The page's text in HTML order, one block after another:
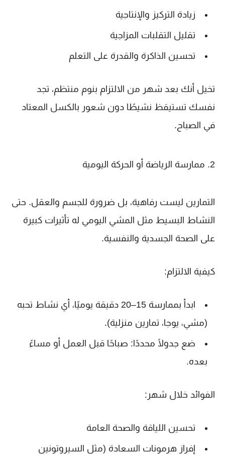
زيادة التركيز والإنتاجية
تقليل التقلبات المزاجية
تحسين الذاكرة والقدرة على التعلم
تخيل أنك بعد شهر من الالتزام بنوم منتظم، تجد
نفسك تستيقظ نشيطًا دون شعور بالكسل المعتاد
في الصباح.
2. ممارسة الرياضة أو الحركة اليومية
التمارين ليست رفاهية، بل ضرورة للجسم والعقل. حتى
النشاط البسيط مثل المشي اليومي له تأثيرات كبيرة
على الصحة الجسدية والنفسية.
كيفية الالتزام:
ابدأ بممارسة 15–20 دقيقة يوميًا، أي نشاط تحبه
(مشي، يوجا، تمارين منزلية).
ضع جدولًا محددًا: صباحًا قبل العمل أو مساءً
بعده.
الفوائد خلال شهر:
تحسين اللياقة والصحة العامة
إفراز هرمونات السعادة (مثل السيروتونين